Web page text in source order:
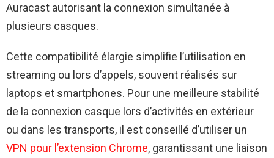
Auracast autorisant la connexion simultanée à
plusieurs casques.
Cette compatibilité élargie simplifie l’utilisation en
streaming ou lors d’appels, souvent réalisés sur
laptops et smartphones. Pour une meilleure stabilité
de la connexion casque lors d’activités en extérieur
ou dans les transports, il est conseillé d’utiliser un
VPN pour l’extension Chrome, garantissant une liaison